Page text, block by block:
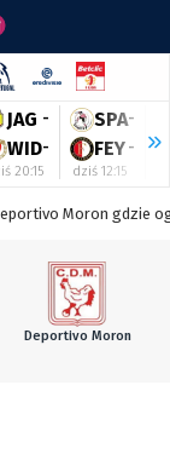
JAG -
WID-
20:15
SPA-
FEY-
dziś 12:15
Moron gdzie
Deportivo Moron